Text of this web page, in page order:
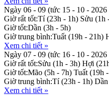
Ngày 06 - 09 (tức 15 - 10 - 2026
Giờ rất tốt:Tí (23h - 1h) Sửu (1h
Giờ tốt:Dần (3h - 5h)
Giờ trung bình:Tuất (19h - 21h)
Xem chi tiết »
Ngày 07 - 09 (tức 16 - 10 - 2026
Giờ rất tốt:Sửu (1h - 3h) Hợi
Giờ tốt:Mão (5h - 7h) Tuất (19h
Giờ trung bình:Tí (23h - 1h)
Xem chi tiết »